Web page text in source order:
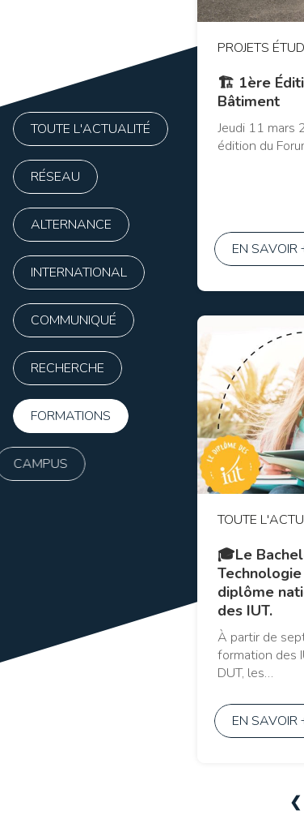
TOUTE L'ACTUALITÉ
RÉSEAU
ALTERNANCE
INTERNATIONAL
COMMUNIQUÉ
RECHERCHE
FORMATIONS
CAMPUS
PROJETS
🏗️ 1ère
Bâtiment
Jeudi 11 mars
édition du
EN SAVOIR
TOUTE
🎓Le
Technologie
diplôme
des IUT.
À partir de
formation des
DUT, les…
EN SAVOIR
❮